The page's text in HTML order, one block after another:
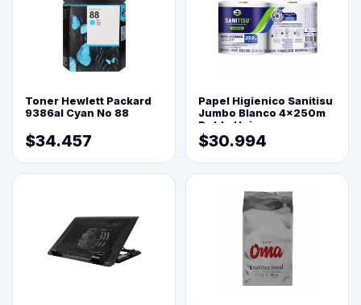
Toner Hewlett Packard
9386al Cyan No 88
$34.457
Papel Higienico Sanitisu
Jumbo Blanco 4x250m
Doble Hoja
$30.994